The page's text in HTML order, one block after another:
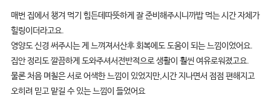
매번 집에서 챙겨 먹기 힘든데따뜻하게 잘 준비해주시니까밥 먹는 시간 자체가
힐링이더라고요.
영양도 신경 써주시는 게 느껴져서산후 회복에도 도움이 되는 느낌이었어요.
집안 정리도 깔끔하게 도와주셔서전반적으로 생활이 훨씬 여유로워졌고요.
물론 처음 며칠은 서로 어색한 느낌이 있었지만,시간 지나면서 점점 편해지고
오히려 믿고 맡길 수 있는 느낌이 들었어요